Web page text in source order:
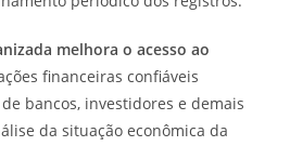
melhora o acesso ao
financeiras confiáveis
bancos, investidores e demais
da situação econômica da